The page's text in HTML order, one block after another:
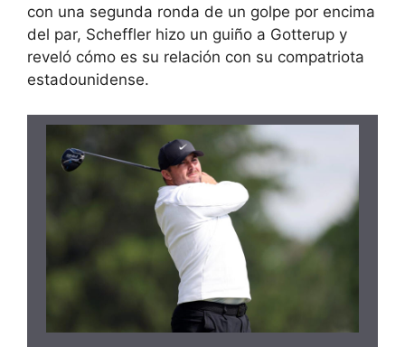
con una segunda ronda de un golpe por encima
del par, Scheffler hizo un guiño a Gotterup y
reveló cómo es su relación con su compatriota
estadounidense.